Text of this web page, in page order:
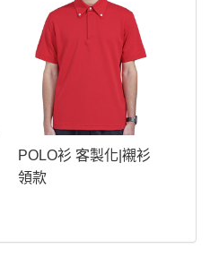
POLO衫 客製化|襯衫
領款